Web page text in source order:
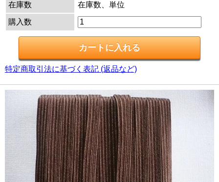
在庫数
在庫数、単位
購入数
特定商取引法に基づく表記 (返品など)